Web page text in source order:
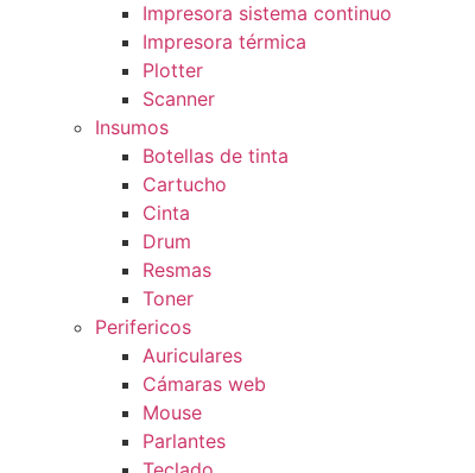
Impresora sistema continuo
Impresora térmica
Plotter
Scanner
Insumos
Botellas de tinta
Cartucho
Cinta
Drum
Resmas
Toner
Perifericos
Auriculares
Cámaras web
Mouse
Parlantes